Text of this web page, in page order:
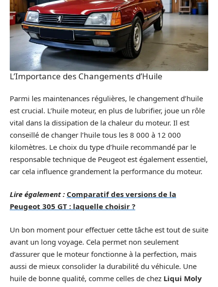
L’Importance des Changements d’Huile
Parmi les maintenances régulières, le changement d’huile
est crucial. L’huile moteur, en plus de lubrifier, joue un rôle
vital dans la dissipation de la chaleur du moteur. Il est
conseillé de changer l’huile tous les 8 000 à 12 000
kilomètres. Le choix du type d’huile recommandé par le
responsable technique de Peugeot est également essentiel,
car cela influence grandement la performance du moteur.
Lire également : Comparatif des versions de la
Peugeot 305 GT : laquelle choisir ?
Un bon moment pour effectuer cette tâche est tout de suite
avant un long voyage. Cela permet non seulement
d’assurer que le moteur fonctionne à la perfection, mais
aussi de mieux consolider la durabilité du véhicule. Une
huile de bonne qualité, comme celles de chez Liqui Moly